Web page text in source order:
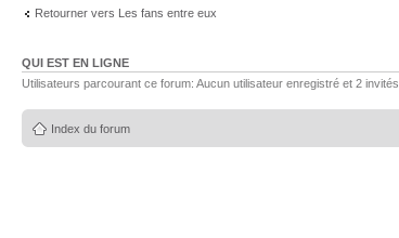
Retourner vers Les fans entre eux
QUI EST EN LIGNE
Utilisateurs parcourant ce forum: Aucun utilisateur enregistré et 2 invités
Index du forum